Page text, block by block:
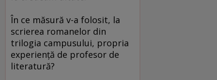
În ce măsură v-a folosit, la
scrierea romanelor din
trilogia campusului, propria
experienţă de profesor de
literatură?